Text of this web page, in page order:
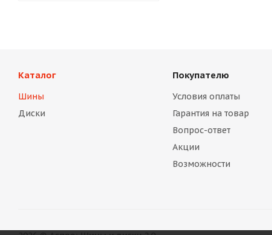
Каталог
Шины
Диски
Покупателю
Условия оплаты
Гарантия на товар
Вопрос-ответ
Акции
Возможности